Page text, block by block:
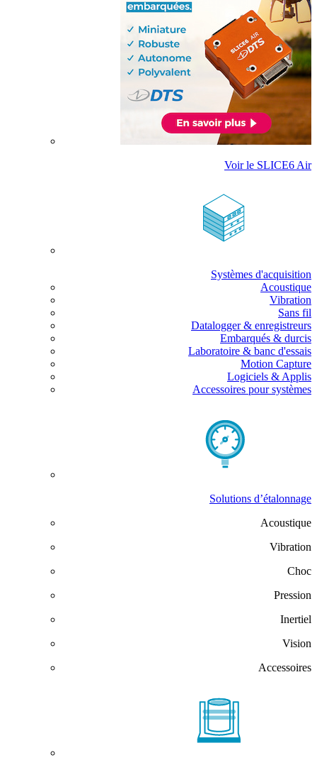
Voir le SLICE6 Air
Systèmes d'acquisition
Acoustique
Vibration
Sans fil
Datalogger & enregistreurs
Embarqués & durcis
Laboratoire & banc d'essais
Motion Capture
Logiciels & Applis
Accessoires pour systèmes
Solutions d’étalonnage
Acoustique
Vibration
Choc
Pression
Inertiel
Vision
Accessoires